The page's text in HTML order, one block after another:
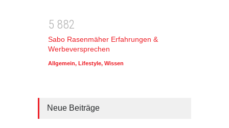
5 882
Sabo Rasenmäher Erfahrungen &
Werbeversprechen
Allgemein, Lifestyle, Wissen
Neue Beiträge